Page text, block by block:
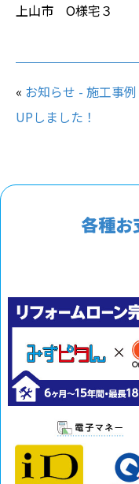
上山市 O様宅３
« お知らせ - 施工事
UPしました！
各種お